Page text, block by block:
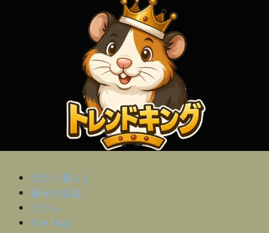
生活と暮らし
趣味や娯楽
コラム
Site Map